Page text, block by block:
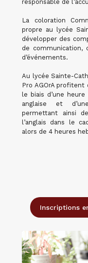
responsable de
La coloration
propre au lycée
développer des
de communication,
d’événements.
Au lycée Sainte-
Pro AGOrA profitent
le biais d’une
anglaise et
permettant ainsi
l’anglais dans le
alors de 4 heures
Inscriptions